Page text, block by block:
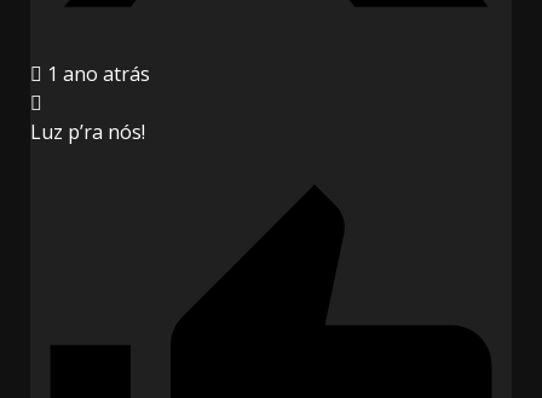
1 ano atrás
Luz p’ra nós!